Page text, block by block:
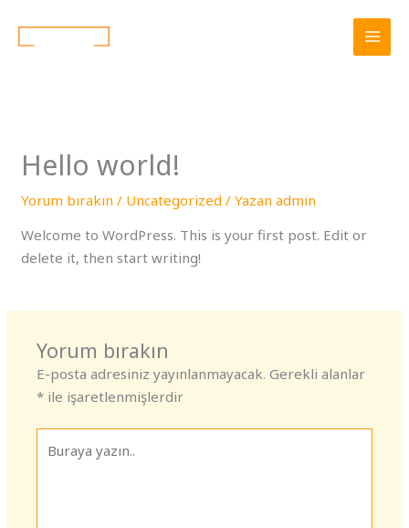
atla
Hello world!
Yorum bırakın / Uncategorized / Yazan admin
Welcome to WordPress. This is your first post. Edit or
delete it, then start writing!
Yorum bırakın
E-posta adresiniz yayınlanmayacak. Gerekli alanlar
* ile işaretlenmişlerdir
yazın..